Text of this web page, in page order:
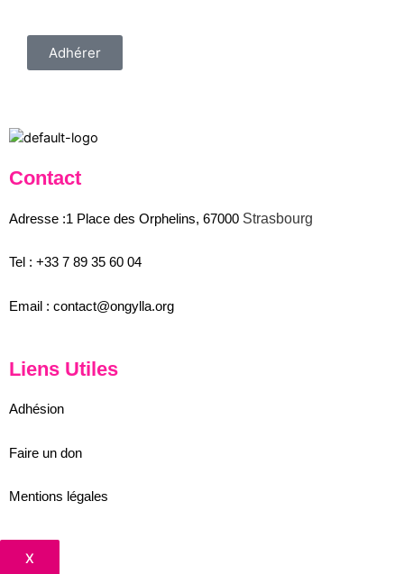
Adhérer
Contact
Adresse :1 Place des Orphelins, 67000 Strasbourg
Tel : +33 7 89 35 60 04
Email : contact@ongylla.org
Liens Utiles
Adhésion
Faire un don
Mentions légales
X